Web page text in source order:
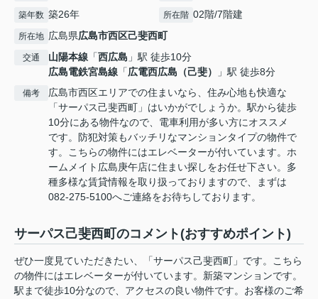
築年数 築26年 所在階 02階/7階建
所在地 広島県広島市西区己斐西町
交通 山陽本線 「西広島 」駅 徒歩10分
広島電鉄宮島線 「広電西広島（己斐） 」駅 徒歩8分
備考
広島市西区エリアでの住まいなら、住み心地も快適な
「サーパス己斐西町」はいかがでしょうか。駅から徒歩
10分にある物件なので、電車利用が多い方にオススメ
です。防犯対策もバッチリなマンションタイプの物件で
す。こちらの物件にはエレベーターが付いています。ホ
ームメイト広島庚午店に住まい探しをお任せ下さい。多
種多様な賃貸情報を取り扱っておりますので、まずは
082-275-5100へご連絡をお待ちしております。
サーパス己斐西町のコメント(おすすめポイント)
ぜひ一度見ていただきたい、「サーパス己斐西町」です。こちら
の物件にはエレベーターが付いています。新築マンションです。
駅まで徒歩10分なので、アクセスの良い物件です。お客様のご希